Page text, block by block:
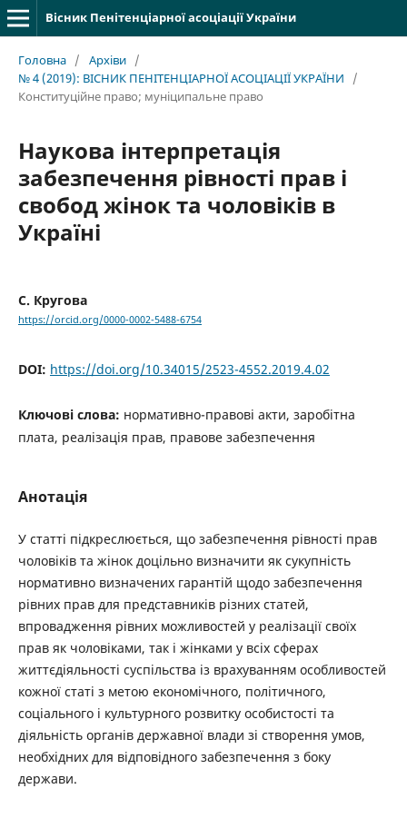
Вісник Пенітенціарної асоціації України
Головна / Архіви /
№ 4 (2019): ВІСНИК ПЕНІТЕНЦІАРНОЇ АСОЦІАЦІЇ УКРАЇНИ
/
Конституційне правo; муніципальне право
Наукова інтерпретація
забезпечення рівності прав і
свобод жінок та чоловіків в
Україні
С. Кругова
https://orcid.org/0000-0002-5488-6754
DOI: https://doi.org/10.34015/2523-4552.2019.4.02
Ключові слова: нормативно-правові акти, заробітна
плата, реалізація прав, правове забезпечення
Анотація
У статті підкреслюється, що забезпечення рівності прав
чоловіків та жінок доцільно визначити як сукупність
нормативно визначених гарантій щодо забезпечення
рівних прав для представників різних статей,
впровадження рівних можливостей у реалізації своїх
прав як чоловіками, так і жінками у всіх сферах
життєдіяльності суспільства із врахуванням особливостей
кожної статі з метою економічного, політичного,
соціального і культурного розвитку особистості та
діяльність органів державної влади зі створення умов,
необхідних для відповідного забезпечення з боку
держави.